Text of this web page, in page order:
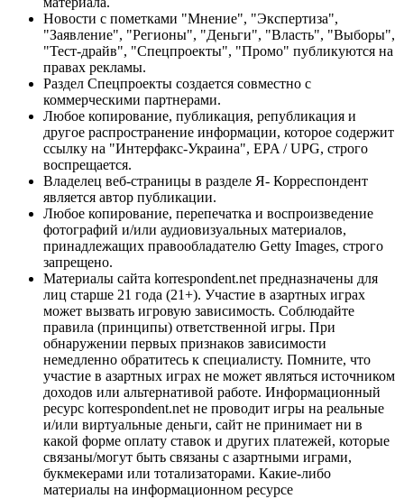
Новости с пометками "Мнение", "Экспертиза",
"Заявление", "Регионы", "Деньги", "Власть", "Выборы",
"Тест-драйв", "Спецпроекты", "Промо" публикуются на
правах рекламы.
Раздел Спецпроекты создается совместно с
коммерческими партнерами.
Любое копирование, публикация, републикация и
другое распространение информации, которое содержит
ссылку на "Интерфакс-Украина", EPA / UPG, строго
воспрещается.
Владелец веб-страницы в разделе Я- Корреспондент
является автор публикации.
Любое копирование, перепечатка и воспроизведение
фотографий и/или аудиовизуальных материалов,
принадлежащих правообладателю Getty Images, строго
запрещено.
Материалы сайта korrespondent.net предназначены для
лиц старше 21 года (21+). Участие в азартных играх
может вызвать игровую зависимость. Соблюдайте
правила (принципы) ответственной игры. При
обнаружении первых признаков зависимости
немедленно обратитесь к специалисту. Помните, что
участие в азартных играх не может являться источником
доходов или альтернативой работе. Информационный
ресурс korrespondent.net не проводит игры на реальные
и/или виртуальные деньги, сайт не принимает ни в
какой форме оплату ставок и других платежей, которые
связаны/могут быть связаны с азартными играми,
букмекерами или тотализаторами. Какие-либо
материалы на информационном ресурсе